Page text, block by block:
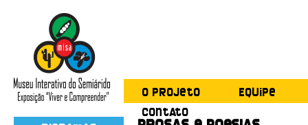
O Projeto
Equipe
Contato